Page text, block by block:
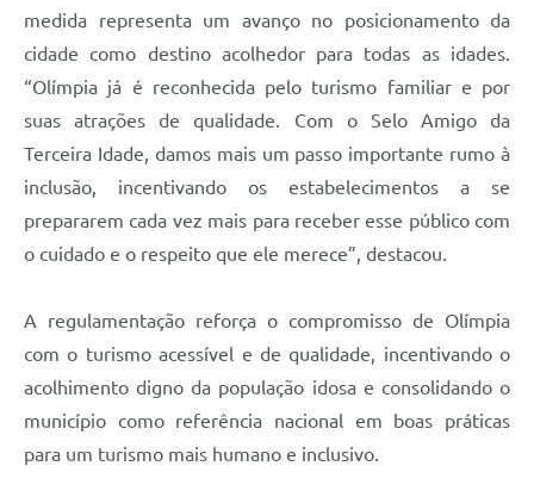
medida representa um avanço no posicionamento da
cidade como destino acolhedor para todas as idades.
“Olímpia já é reconhecida pelo turismo familiar e por
suas atrações de qualidade. Com o Selo Amigo da
Terceira Idade, damos mais um passo importante rumo à
inclusão, incentivando os estabelecimentos a se
prepararem cada vez mais para receber esse público com
o cuidado e o respeito que ele merece”, destacou.
A regulamentação reforça o compromisso de Olímpia
com o turismo acessível e de qualidade, incentivando o
acolhimento digno da população idosa e consolidando o
município como referência nacional em boas práticas
para um turismo mais humano e inclusivo.